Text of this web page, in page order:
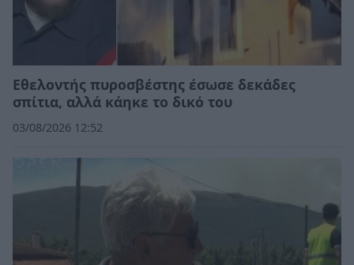
Εθελοντής πυροσβέστης έσωσε δεκάδες
σπίτια, αλλά κάηκε το δικό του
03/08/2026 12:52